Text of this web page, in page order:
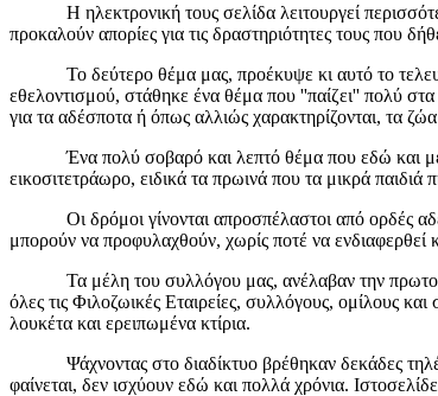
Η ηλεκτρονική τους σελίδα λειτουργεί
προκαλούν απορίες για τις δραστηριότητες τους που
Το δεύτερο θέμα μας, προέκυψε κι αυτό το
εθελοντισμού, στάθηκε ένα θέμα που ''παίζει'' πολύ
για τα αδέσποτα ή όπως αλλιώς χαρακτηρίζονται, τα
Ένα πολύ σοβαρό και λεπτό θέμα που εδώ και
εικοσιτετράωρο, ειδικά τα πρωινά που τα μικρά
Οι δρόμοι γίνονται απροσπέλαστοι από ορδές
μπορούν να προφυλαχθούν, χωρίς ποτέ να ενδιαφερθεί
Τα μέλη του συλλόγου μας, ανέλαβαν την
όλες τις Φιλοζωικές Εταιρείες, συλλόγους, ομίλους
λουκέτα και ερειπωμένα κτίρια.
Ψάχνοντας στο διαδίκτυο βρέθηκαν δεκάδες
φαίνεται, δεν ισχύουν εδώ και πολλά χρόνια.